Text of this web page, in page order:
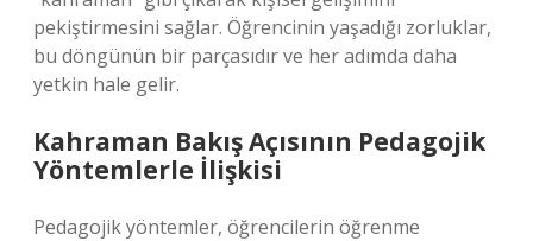
pekiştirmesini sağlar. Öğrencinin yaşadığı zorluklar,
bu döngünün bir parçasıdır ve her adımda daha
yetkin hale gelir.
Kahraman Bakış Açısının Pedagojik
Yöntemlerle İlişkisi
Pedagojik yöntemler, öğrencilerin öğrenme